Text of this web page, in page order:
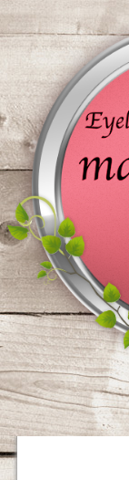
コ
ン
テ
ン
ツ
へ
ス
キ
ッ
プ